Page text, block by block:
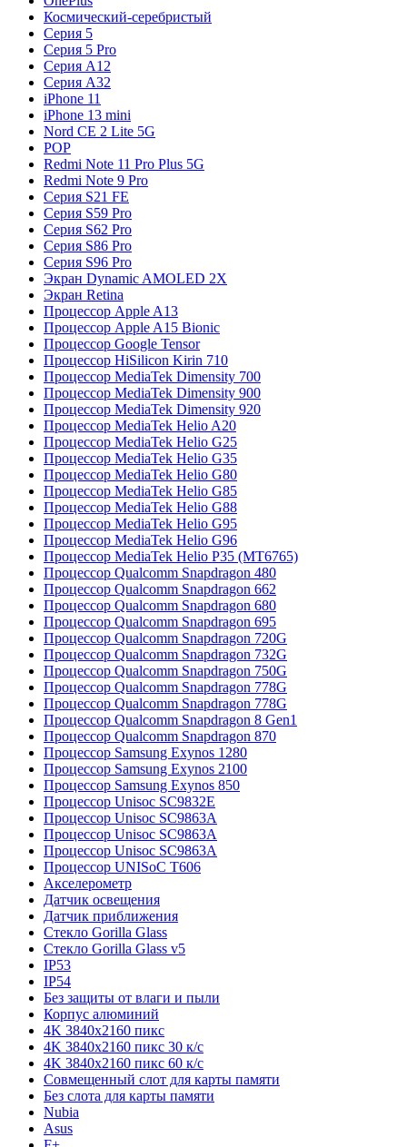
Космический-серебристый
Серия 5
Серия 5 Pro
Серия A12
Серия A32
iPhone 11
iPhone 13 mini
Nord CE 2 Lite 5G
POP
Redmi Note 11 Pro Plus 5G
Redmi Note 9 Pro
Серия S21 FE
Серия S59 Pro
Серия S62 Pro
Серия S86 Pro
Серия S96 Pro
Экран Dynamic AMOLED 2X
Экран Retina
Процессор Apple A13
Процессор Apple A15 Bionic
Процессор Google Tensor
Процессор HiSilicon Kirin 710
Процессор MediaTek Dimensity 700
Процессор MediaTek Dimensity 900
Процессор MediaTek Dimensity 920
Процессор MediaTek Helio A20
Процессор MediaTek Helio G25
Процессор MediaTek Helio G35
Процессор MediaTek Helio G80
Процессор MediaTek Helio G85
Процессор MediaTek Helio G88
Процессор MediaTek Helio G95
Процессор MediaTek Helio G96
Процессор MediaTek Helio P35 (MT6765)
Процессор Qualcomm Snapdragon 480
Процессор Qualcomm Snapdragon 662
Процессор Qualcomm Snapdragon 680
Процессор Qualcomm Snapdragon 695
Процессор Qualcomm Snapdragon 720G
Процессор Qualcomm Snapdragon 732G
Процессор Qualcomm Snapdragon 750G
Процессор Qualcomm Snapdragon 778G
Процессор Qualcomm Snapdragon 778G
Процессор Qualcomm Snapdragon 8 Gen1
Процессор Qualcomm Snapdragon 870
Процессор Samsung Exynos 1280
Процессор Samsung Exynos 2100
Процессор Samsung Exynos 850
Процессор Unisoc SC9832E
Процессор Unisoc SC9863A
Процессор Unisoc SC9863A
Процессор Unisoc SC9863A
Процессор UNISoC T606
Акселерометр
Датчик освещения
Датчик приближения
Стекло Gorilla Glass
Стекло Gorilla Glass v5
IP53
IP54
Без защиты от влаги и пыли
Корпус алюминий
4K 3840x2160 пикс
4K 3840x2160 пикс 30 к/с
4K 3840x2160 пикс 60 к/с
Совмещенный слот для карты памяти
Без слота для карты памяти
Nubia
Asus